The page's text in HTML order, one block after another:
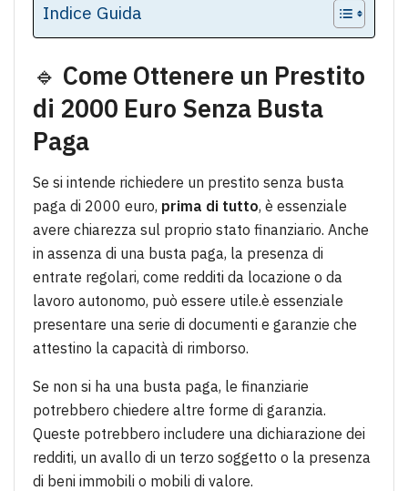
Indice Guida
🔹 Come Ottenere un Prestito
di 2000 Euro Senza Busta
Paga
Se si intende richiedere un prestito senza busta
paga di 2000 euro, prima di tutto, è essenziale
avere chiarezza sul proprio stato finanziario. Anche
in assenza di una busta paga, la presenza di
entrate regolari, come redditi da locazione o da
lavoro autonomo, può essere utile.è essenziale
presentare una serie di documenti e garanzie che
attestino la capacità di rimborso.
Se non si ha una busta paga, le finanziarie
potrebbero chiedere altre forme di garanzia.
Queste potrebbero includere una dichiarazione dei
redditi, un avallo di un terzo soggetto o la presenza
di beni immobili o mobili di valore.